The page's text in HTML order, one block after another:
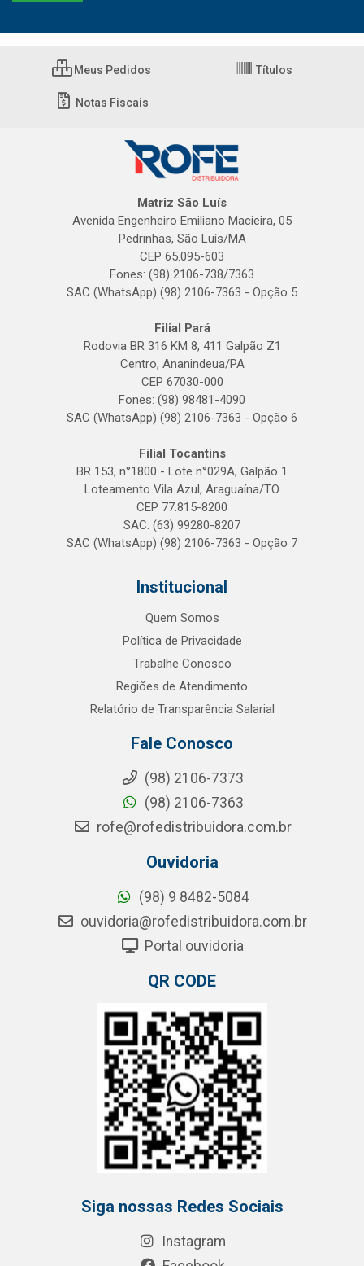
Meus Pedidos Títulos
Notas Fiscais
Matriz São Luís
Avenida Engenheiro Emiliano Macieira, 05
Pedrinhas, São Luís/MA
CEP 65.095-603
Fones: (98) 2106-738/7363
SAC (WhatsApp) (98) 2106-7363 - Opção 5
Filial Pará
Rodovia BR 316 KM 8, 411 Galpão Z1
Centro, Ananindeua/PA
CEP 67030-000
Fones: (98) 98481-4090
SAC (WhatsApp) (98) 2106-7363 - Opção 6
Filial Tocantins
BR 153, n°1800 - Lote n°029A, Galpão 1
Loteamento Vila Azul, Araguaína/TO
CEP 77.815-8200
SAC: (63) 99280-8207
SAC (WhatsApp) (98) 2106-7363 - Opção 7
Institucional
Quem Somos
Política de Privacidade
Trabalhe Conosco
Regiões de Atendimento
Relatório de Transparência Salarial
Fale Conosco
(98) 2106-7373
(98) 2106-7363
rofe@rofedistribuidora.com.br
Ouvidoria
(98) 9 8482-5084
ouvidoria@rofedistribuidora.com.br
Portal ouvidoria
QR CODE
Siga nossas Redes Sociais
Instagram